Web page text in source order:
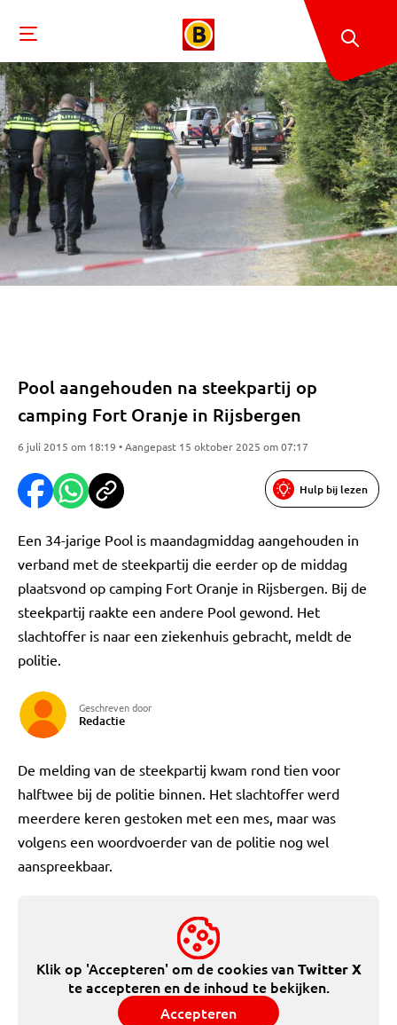
Pool aangehouden na steekpartij op
camping Fort Oranje in Rijsbergen
6 juli 2015 om 18:19 • Aangepast 15 oktober 2025 om 07:17
Hulp bij lezen
Een 34-jarige Pool is maandagmiddag aangehouden in
verband met de steekpartij die eerder op de middag
plaatsvond op camping Fort Oranje in Rijsbergen. Bij de
steekpartij raakte een andere Pool gewond. Het
slachtoffer is naar een ziekenhuis gebracht, meldt de
politie.
Geschreven door
Redactie
De melding van de steekpartij kwam rond tien voor
halftwee bij de politie binnen. Het slachtoffer werd
meerdere keren gestoken met een mes, maar was
volgens een woordvoerder van de politie nog wel
aanspreekbaar.
Klik op 'Accepteren' om de cookies vanTwitter X
te accepteren en de inhoud te bekijken.
Accepteren